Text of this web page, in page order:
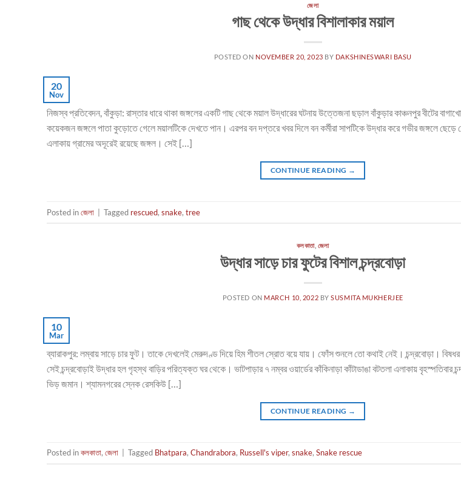
জেলা
গাছ থেকে উদ্ধার বিশালাকার ময়াল
POSTED ON NOVEMBER 20, 2023 BY DAKSHINESWARI BASU
20
Nov
নিজস্ব প্রতিবেদন, বাঁকুড়া: রাস্তার ধারে থাকা জঙ্গলের একটি গাছ থেকে ময়াল উদ্ধারের ঘটনায় উত্তেজনা ছড়াল বাঁকুড়ার কাঞ্চনপুর বীটের
কয়েকজন জঙ্গলে পাতা কুড়োতে গেলে ময়ালটিকে দেখতে পান। এরপর বন দপ্তরে খবর দিলে বন কর্মীরা সাপটিকে উদ্ধার করে গভীর জঙ্গলে ছেড়ে
এলাকায় গ্রামের অদূরেই রয়েছে জঙ্গল। সেই […]
CONTINUE READING →
Posted inজেলা Tagged rescued, snake, tree
কলকাতা, জেলা
উদ্ধার সাড়ে চার ফুটের বিশাল চন্দ্রবোড়া
POSTED ON MARCH 10, 2022 BYSUSMITA MUKHERJEE
10
Mar
ব্যারাকপুর: লম্বায় সাড়ে চার ফুট। তাকে দেখলেই মেরুদণ্ড দিয়ে হিম শীতল স্রোত বয়ে যায়। ফোঁস শুনলে তো কথাই নেই। চন্দ্রবোড়া। বিষধর
সেই চন্দ্রবোড়াই উদ্ধার হল গৃহস্থ বাড়ির পরিত্যক্ত ঘর থেকে। ভাটপাড়ার ৭ নম্বর ওয়ার্ডের কাঁকিনাড়া কাঁটাডাঙা বটতলা এলাকায় বৃহস্পতিবার
ভিড় জমান। শ্যামনগরের স্নেক রেসকিউ […]
CONTINUE READING →
Posted inকলকাতা, জেলা Tagged Bhatpara, Chandrabora, Russell's viper, snake, Snake rescue